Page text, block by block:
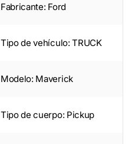
Fabricante: Ford
Tipo de vehículo: TRUCK
Modelo: Maverick
Tipo de cuerpo: Pickup